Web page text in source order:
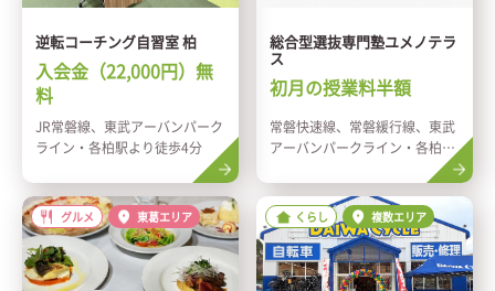
逆転コーチング自習室 柏
入会金（22,000円）無
料
JR常磐線、東武アーバンパーク
ライン・各柏駅より徒歩4分
総合型選抜専門塾ユメノテラ
ス
初月の授業料半額
常磐快速線、常磐緩行線、東武
アーバンパークライン・各柏駅
グルメ 東葛エリア くらし 複数エリア